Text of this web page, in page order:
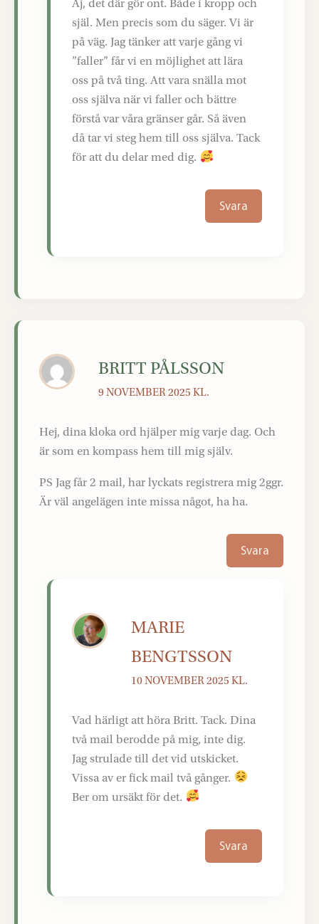
Aj, det där gör ont. Både i kropp och
själ. Men precis som du säger. Vi är
på väg. Jag tänker att varje gång vi
”faller” får vi en möjlighet att lära
oss på två ting. Att vara snälla mot
oss själva när vi faller och bättre
förstå var våra gränser går. Så även
då tar vi steg hem till oss själva. Tack
för att du delar med dig.
Svara
BRITT PÅLSSON
9 NOVEMBER 2025 KL.
Hej, dina kloka ord hjälper mig varje dag. Och
är som en kompass hem till mig själv.
PS Jag får 2 mail, har lyckats registrera mig 2ggr.
Är väl angelägen inte missa något, ha ha.
Svara
MARIE
BENGTSSON
10 NOVEMBER 2025 KL.
Vad härligt att höra Britt. Tack. Dina
två mail berodde på mig, inte dig.
Jag strulade till det vid utskicket.
Vissa av er fick mail två gånger.
Ber om ursäkt för det.
Svara